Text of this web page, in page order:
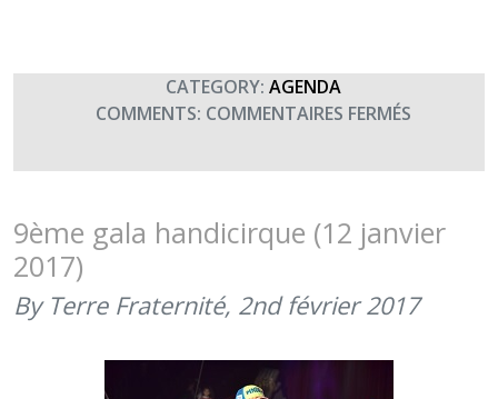
CATEGORY: AGENDA
COMMENTS: COMMENTAIRES FERMÉS
GALA
9ème gala handicirque (12 janvier
2017)
By Terre Fraternité, 2nd février 2017